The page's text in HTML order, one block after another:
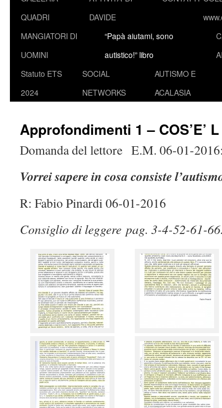
QUADRI
DAVIDE
MANGIATORI DI
UOMINI
“Papà aiutami, sono
autistico!” libro
Statuto ETS
2024
SOCIAL
NETWORKS
AUTISMO E
ACALASIA
Approfondimenti 1 – COS’E’ L
Domanda del lettore E.M. 06-01-
Vorrei sapere in cosa consiste
R: Fabio Pinardi 06-01-2016
Consiglio di leggere pag. 3-4-52-61-